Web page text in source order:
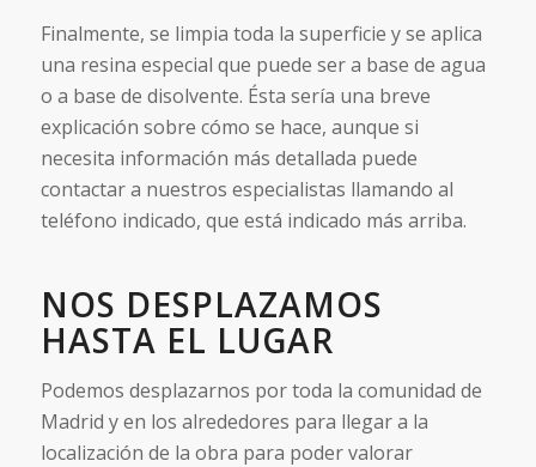
Finalmente, se limpia toda la superficie y se aplica
una resina especial que puede ser a base de agua
o a base de disolvente. Ésta sería una breve
explicación sobre cómo se hace, aunque si
necesita información más detallada puede
contactar a nuestros especialistas llamando al
teléfono indicado, que está indicado más arriba.
NOS DESPLAZAMOS
HASTA EL LUGAR
Podemos desplazarnos por toda la comunidad de
Madrid y en los alrededores para llegar a la
localización de la obra para poder valorar